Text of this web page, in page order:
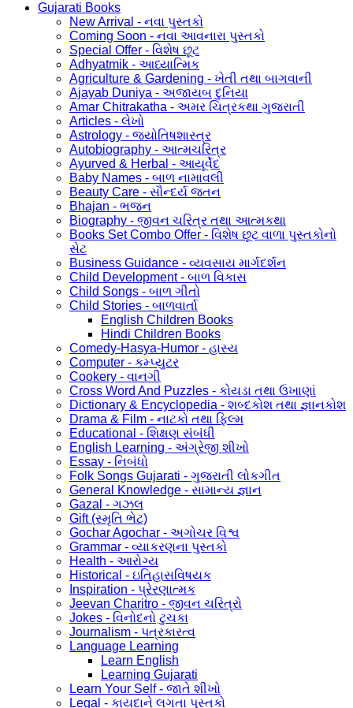
Gujarati Books
New Arrival - નવા પુસ્તકો
Coming Soon - નવા આવનારા પુસ્તકો
Special Offer - વિશેષ છૂટ
Adhyatmik - આધ્યાત્મિક
Agriculture & Gardening - ખેતી તથા બાગવાની
Ajayab Duniya - અજાયબ દુનિયા
Amar Chitrakatha - અમર ચિત્રકથા ગુજરાતી
Articles - લેખો
Astrology - જ્યોતિષશાસ્ત્ર
Autobiography - આત્મચરિત્ર
Ayurved & Herbal - આયૂર્વેદ
Baby Names - બાળ નામાવલી
Beauty Care - સૌન્દર્ય જતન
Bhajan - ભજન
Biography - જીવન ચરિત્ર તથા આત્મકથા
Books Set Combo Offer - વિશેષ છૂટ વાળા પુસ્તકોનો
સેટ
Business Guidance - વ્યવસાય માર્ગદર્શન
Child Development - બાળ વિકાસ
Child Songs - બાળ ગીતો
Child Stories - બાળવાર્તા
English Children Books
Hindi Children Books
Comedy-Hasya-Humor - હાસ્ય
Computer - કમ્પ્યુટર
Cookery - વાનગી
Cross Word And Puzzles - કોયડા તથા ઉખાણાં
Dictionary & Encyclopedia - શબ્દકોશ તથા જ્ઞાનકોશ
Drama & Film - નાટકો તથા ફિલ્મ
Educational - શિક્ષણ સંબંધી
English Learning - અંગ્રેજી શીખો
Essay - નિબંધો
Folk Songs Gujarati - ગુજરાતી લોકગીત
General Knowledge - સામાન્ય જ્ઞાન
Gazal - ગઝલ
Gift (સ્મૃતિ ભેટ)
Gochar Agochar - અગોચર વિશ્વ
Grammar - વ્યાકરણના પુસ્તકો
Health - આરોગ્ય
Historical - ઇતિહાસવિષયક
Inspiration - પ્રેરણાત્મક
Jeevan Charitro - જીવન ચરિત્રો
Jokes - વિનોદનો ટુચકા
Journalism - પત્રકારત્વ
Language Learning
Learn English
Learning Gujarati
Learn Your Self - જાતે શીખો
Legal - કાયદાને લગતા પુસ્તકો